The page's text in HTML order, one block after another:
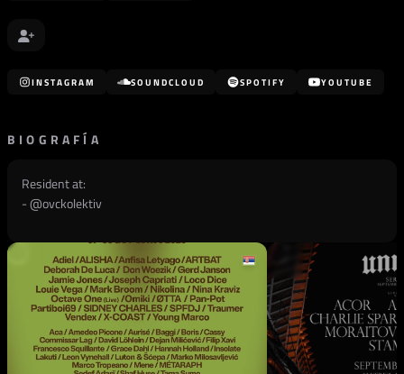
INSTAGRAM SOUNDCLOUD SPOTIFY YOUTUBE
BIOGRAFÍA
Resident at:
- @ovckolektiv